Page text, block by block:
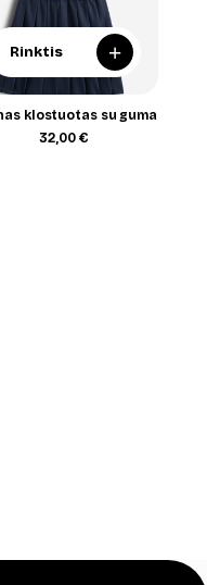
Rinktis +
klostuotas su guma
32,00 €